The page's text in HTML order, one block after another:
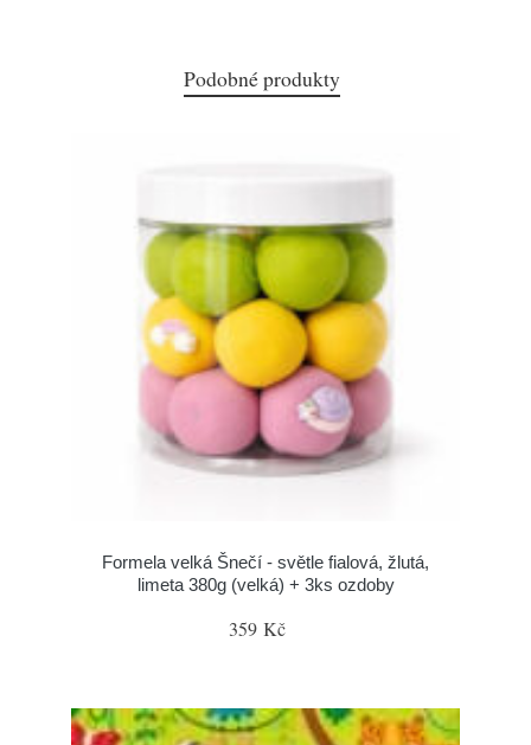
Podobné produkty
Formela velká Šnečí - světle fialová, žlutá,
limeta 380g (velká) + 3ks ozdoby
359 Kč